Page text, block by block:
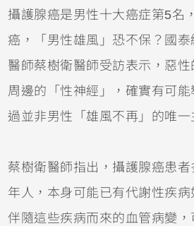
攝護腺癌是男性十大癌症第5名
癌，「男性雄風」恐不保？國
醫師蔡樹衛醫師受訪表示，惡
周邊的「性神經」，確實有可
過並非男性「雄風不再」的唯一
蔡樹衛醫師指出，攝護腺癌患
年人，本身可能已有代謝性疾病
伴隨這些疾病而來的血管病變